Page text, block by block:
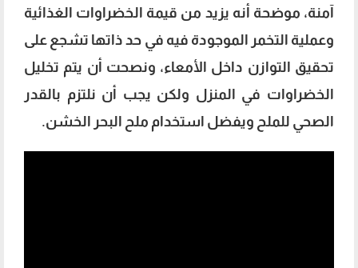
آمنة، موضحة أنه يزيد من قيمة الخضراوات الغذائية
وعملية التخمر الموجودة فيه في حد ذاتها تشجع على
تحقيق التوازن داخل الأمعاء، ونصحت أن يتم تخليل
الخضراوات في المنزل ولكن يجب أن نلتزم بالقدر
الصحي للملح ويفضل استخدام ملح البحر الخشن.